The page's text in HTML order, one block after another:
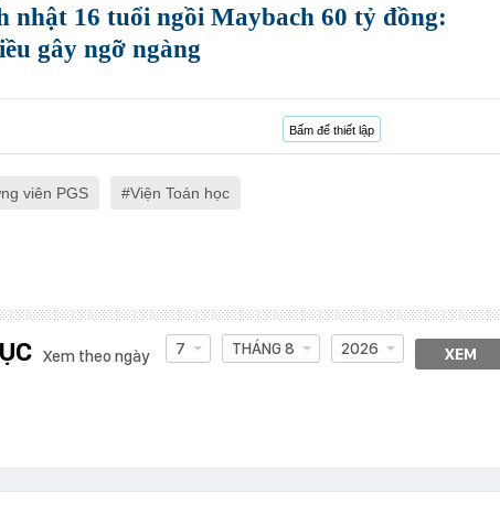
nhật 16 tuổi ngồi Maybach 60 tỷ đồng:
gây ngỡ ngàng
Bấm để thiết lập
viên PGS Viện Toán học
Xem theo ngày 7 THÁNG 8 2026 XEM